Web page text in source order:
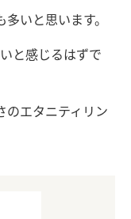
いと思います。
と感じるはずで
のエタニティリン